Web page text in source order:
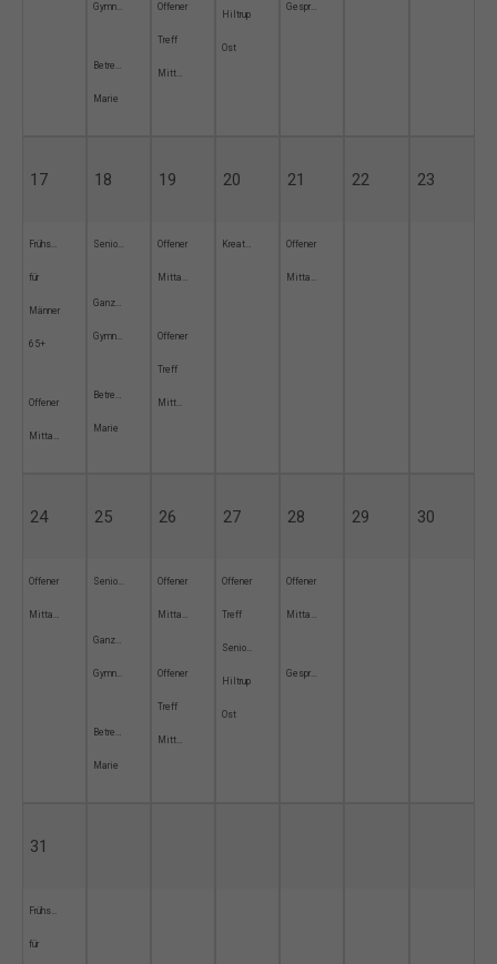
Gymnastik
Betreuungsgruppe
Marie
Offener
Treff
Mittwochskreis
Hiltrup
Ost
Gesprächskreis
17
Frühstück
für
Männer
65+
Offener
Mittagstisch
18
Seniorensprechstunde
Ganzheitliche
Gymnastik
Betreuungsgruppe
Marie
19
Offener
Mittagstisch
Offener
Treff
Mittwochskreis
20
Kreativwerkstatt
21
Offener
Mittagstisch
22 23
24
Offener
Mittagstisch
25
Seniorensprechstunde
Ganzheitliche
Gymnastik
Betreuungsgruppe
Marie
26
Offener
Mittagstisch
Offener
Treff
Mittwochskreis
27
Offener
Treff
Seniorengruppe
Hiltrup
Ost
28
Offener
Mittagstisch
Gesprächskreis
29 30
31
Frühstück
für